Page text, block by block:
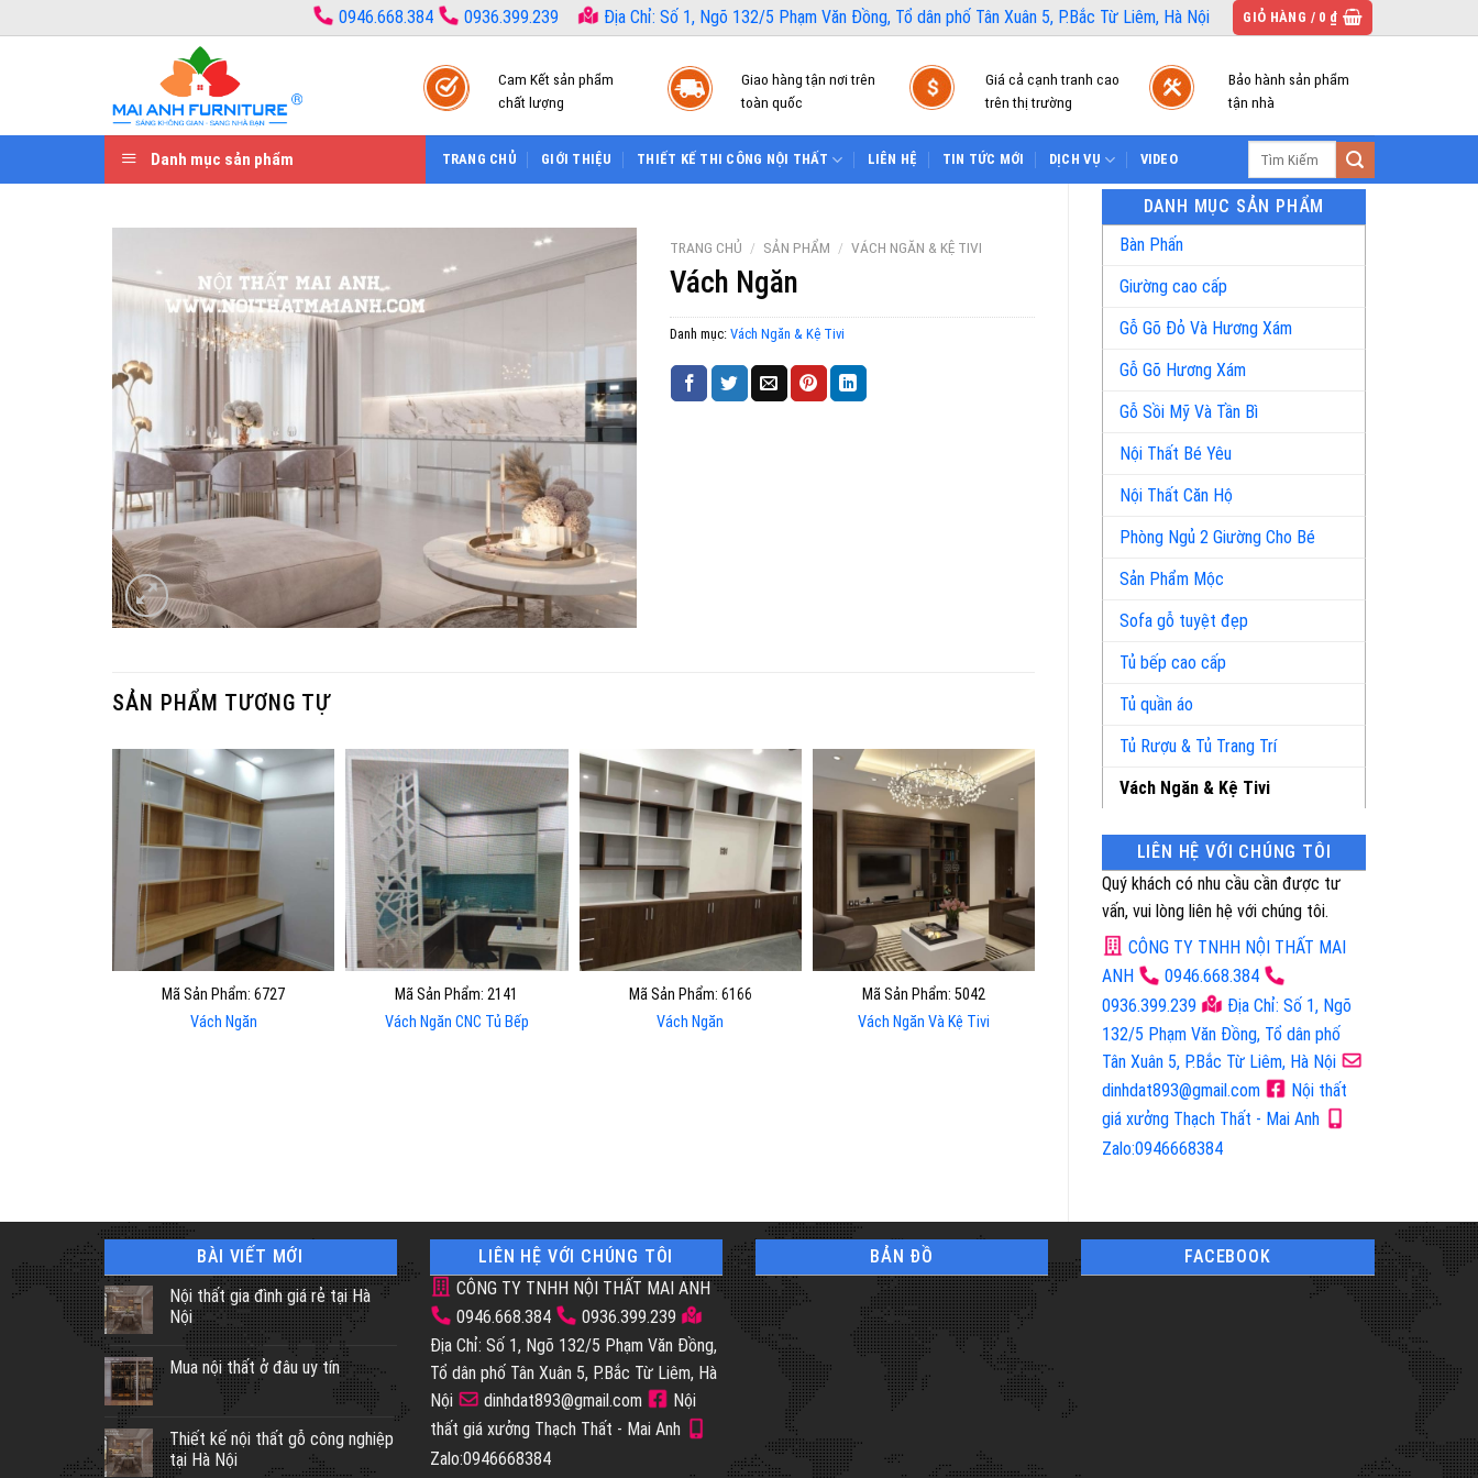
qua
0946.668.384 0936.399.239 Địa Chỉ: Số 1, Ngõ 132/5 Phạm Văn Đồng, Tổ dân phố Tân Xuân 5, P.Bắc Từ Liêm, Hà Nội GIỎ HÀNG / 0 ₫
Cam Kết sản phẩm
chất lượng
Giao hàng tận nơi trên
toàn quốc
Giá cả cạnh tranh cao
trên thị trường
Bảo hành sản phẩm
tận nhà
Danh mục sản phẩm TRANG CHỦ GIỚI THIỆU THIẾT KẾ THI CÔNG NỘI THẤT LIÊN HỆ TIN TỨC MỚI DỊCH VỤ VIDEO
DANH MỤC SẢN PHẨM
Bàn Phấn
Giường cao cấp
Gỗ Gõ Đỏ Và Hương Xám
Gỗ Gõ Hương Xám
Gỗ Sồi Mỹ Và Tần Bì
Nội Thất Bé Yêu
Nội Thất Căn Hộ
Phòng Ngủ 2 Giường Cho Bé
Sản Phẩm Mộc
Sofa gỗ tuyệt đẹp
Tủ bếp cao cấp
Tủ quần áo
Tủ Rượu & Tủ Trang Trí
Vách Ngăn & Kệ Tivi
LIÊN HỆ VỚI CHÚNG TÔI
Quý khách có nhu cầu cần được tư
vấn, vui lòng liên hệ với chúng tôi.
CÔNG TY TNHH NỘI THẤT MAI
ANH
0946.668.384
0936.399.239
Địa Chỉ: Số 1, Ngõ
132/5 Phạm Văn Đồng, Tổ dân phố
Tân Xuân 5, P.Bắc Từ Liêm, Hà Nội
dinhdat893@gmail.com
Nội thất
giá xưởng Thạch Thất - Mai Anh
Zalo:0946668384
TRANG CHỦ / SẢN PHẨM / VÁCH NGĂN & KỆ TIVI
Vách Ngăn
Danh mục: Vách Ngăn & Kệ Tivi
SẢN PHẨM TƯƠNG TỰ
Mã Sản Phẩm: 6727
Vách Ngăn
Mã Sản Phẩm: 2141
Vách Ngăn CNC Tủ Bếp
Mã Sản Phẩm: 6166
Vách Ngăn
Mã Sản Phẩm: 5042
Vách Ngăn Và Kệ Tivi
Mã Sản Phẩm: 9689
Mã Sản Phẩm: 8675
BÀI VIẾT MỚI
Nội thất gia đình giá rẻ tại Hà
Nội
Mua nội thất ở đâu uy tín
Thiết kế nội thất gỗ công nghiệp
tại Hà Nội
LIÊN HỆ VỚI CHÚNG TÔI
CÔNG TY TNHH NỘI THẤT MAI ANH
0946.668.384
0936.399.239
Địa Chỉ: Số 1, Ngõ 132/5 Phạm Văn Đồng,
Tổ dân phố Tân Xuân 5, P.Bắc Từ Liêm, Hà
Nội
dinhdat893@gmail.com
Nội
thất giá xưởng Thạch Thất - Mai Anh
Zalo:0946668384
BẢN ĐỒ FACEBOOK